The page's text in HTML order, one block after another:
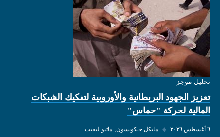
تحليل موجز
تعزيز الجهود البريطانية والأوروبية لتفكيك الشبكات
المالية لحركة "حماس"
٦ أغسطس ٢٠٢٦ ◆ مايكل جيكوبسون ماثيو ليفيت